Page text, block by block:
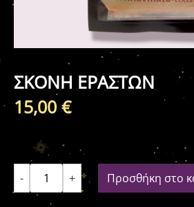
ΣΚΟΝΗ ΕΡΑΣΤΩΝ
15,00 €
- + Προσθήκη στο